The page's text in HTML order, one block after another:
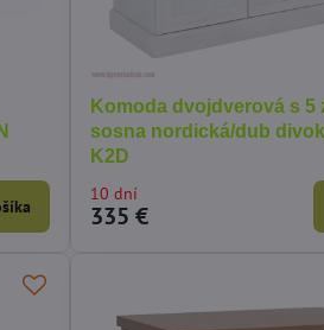
Komoda dvojdverová s 5
sosna nordická/dub
K2D
10 dní
335 €